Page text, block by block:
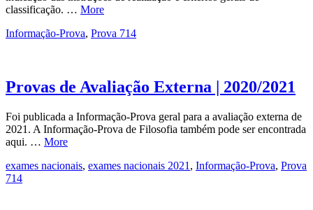
classificação. … More
Informação-Prova, Prova 714
Provas de Avaliação Externa | 2020/2021
Foi publicada a Informação-Prova geral para a avaliação externa de
2021. A Informação-Prova de Filosofia também pode ser encontrada
aqui. … More
exames nacionais, exames nacionais 2021 , Informação-Prova, Prova
714